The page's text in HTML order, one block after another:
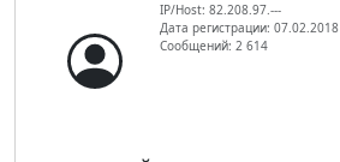
IP/Host: 82.208.97.---
Дата регистрации: 07.02.2018
Сообщений: 2 614